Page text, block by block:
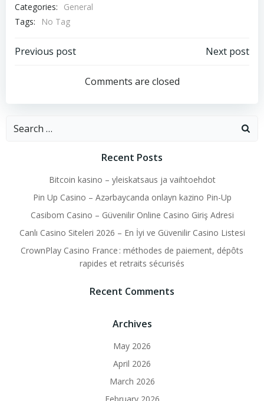
Categories:
General
Tags:
No Tag
Post
navigation
Previous post
navigation
Next post
Comments are closed
Search
Recent Posts
Bitcoin kasino – yleiskatsaus ja vaihtoehdot
Pin Up Casino – Azərbaycanda onlayn kazino Pin-Up
Casibom Casino – Güvenilir Online Casino Giriş Adresi
Canlı Casino Siteleri 2026 – En İyi ve Güvenilir Casino Listesi
CrownPlay Casino France : méthodes de paiement, dépôts
rapides et retraits sécurisés
Recent Comments
Archives
May 2026
April 2026
March 2026